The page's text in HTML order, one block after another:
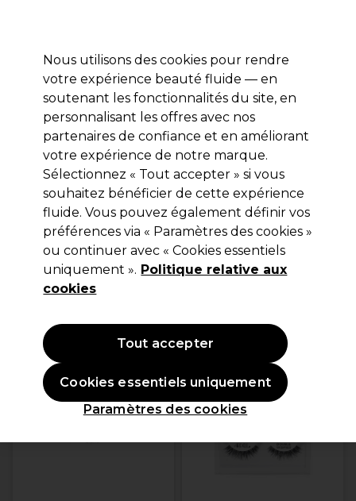
Se connecter
Marques Bons plans Coiffure Electro et Matériel
Livraison et délais
lire la suite
Beauté Cils et sourcils Faux-cils
Faux-cils
Filters
Plus
d'options
OFFRE
Nous utilisons des cookies pour rendre
votre expérience beauté fluide — en
soutenant les fonctionnalités du site, en
personnalisant les offres avec nos
partenaires de confiance et en améliorant
votre expérience de notre marque.
Sélectionnez « Tout accepter » si vous
souhaitez bénéficier de cette expérience
fluide. Vous pouvez également définir vos
préférences via « Paramètres des cookies »
ou continuer avec « Cookies essentiels
uniquement ». Politique relative aux
cookies
Paramètres des cookies
Cookies essentiels uniquement
Tout accepter